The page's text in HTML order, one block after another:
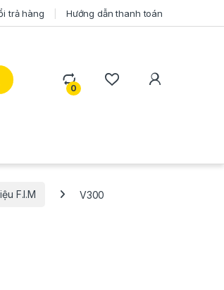
trả hàng Hướng dẫn thanh toán
0
F.I.M V300